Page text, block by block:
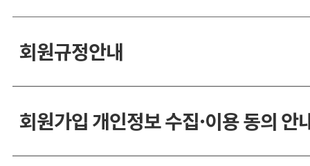
회원규정안내
회원가입 개인정보 수집·이용 동의 안